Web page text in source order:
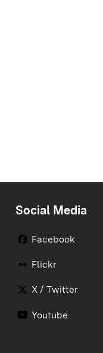
Social Media
Facebook
Flickr
X / Twitter
Youtube